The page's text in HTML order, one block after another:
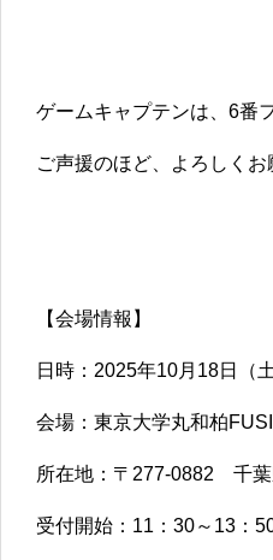
ゲームキャプテンは、6番
ご声援のほど、よろしくお
【会場情報】
日時：2025年10月18日
会場：東京大学丸和柏
所在地：〒277-0882 千
受付開始：11：30～13：